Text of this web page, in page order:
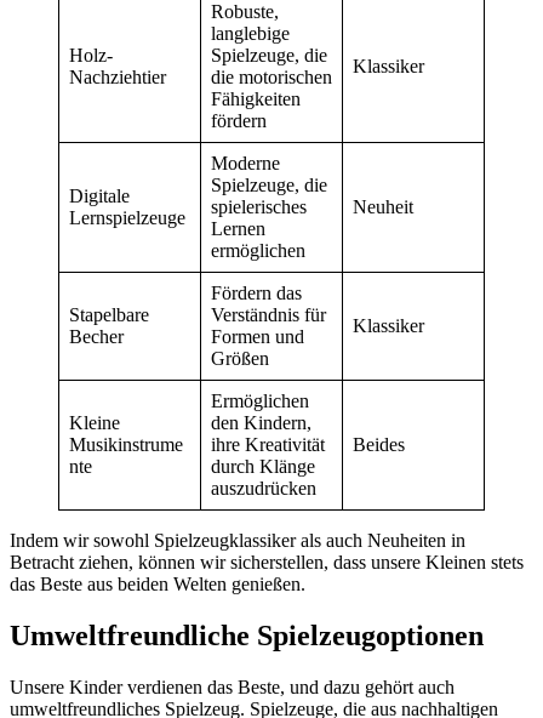
Holz-
Nachziehtier
Robuste,
langlebige
Spielzeuge, die
die motorischen
Fähigkeiten
fördern
Klassiker
Digitale
Lernspielzeuge
Moderne
Spielzeuge, die
spielerisches
Lernen
ermöglichen
Neuheit
Stapelbare
Becher
Fördern das
Verständnis für
Formen und
Größen
Klassiker
Kleine
Musikinstrume
nte
Ermöglichen
den Kindern,
ihre Kreativität
durch Klänge
auszudrücken
Beides
Indem wir sowohl Spielzeugklassiker als auch Neuheiten in
Betracht ziehen, können wir sicherstellen, dass unsere Kleinen stets
das Beste aus beiden Welten genießen.
Umweltfreundliche Spielzeugoptionen
Unsere Kinder verdienen das Beste, und dazu gehört auch
umweltfreundliches Spielzeug. Spielzeuge, die aus nachhaltigen